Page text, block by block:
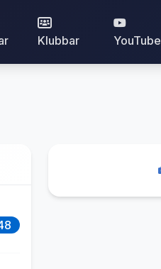
Klubbar YouTube